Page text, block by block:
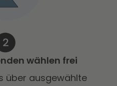
wählen frei
über ausgewählte